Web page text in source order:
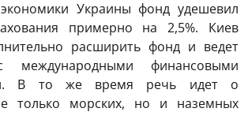
Украины фонд удешевил
примерно на 2,5%. Киев
расширить фонд и ведет
международными финансовыми
В то же время речь идет о
только морских, но и наземных